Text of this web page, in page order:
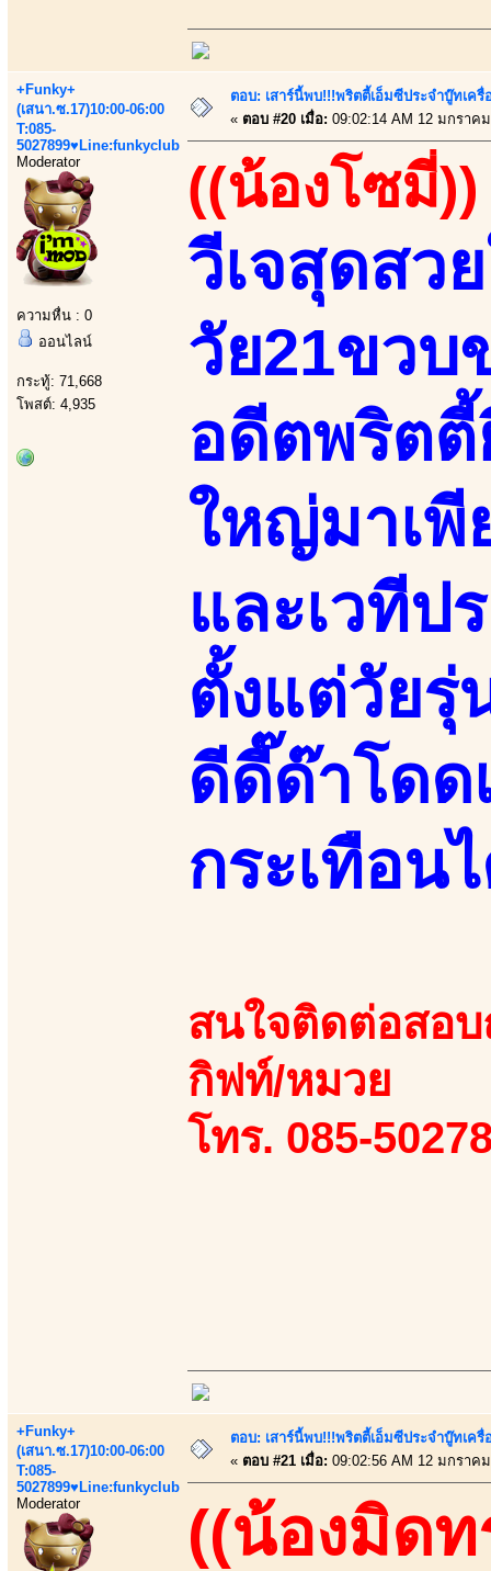
+Funky+
(เสนา.ซ.17)10:00-06:00
T:085-
5027899♥Line:funkyclub
Moderator
ความหื่น : 0
ออนไลน์
กระทู้: 71,668
โพสต์: 4,935
ตอบ: เสาร์นี้พบ!!!พริตตี้เอ็มซีประจำบู๊ทเค
« ตอบ #20 เมื่อ: 09:02:14 AM 12 มกราค
((น้องโซมี่))
วีเจสุดสว
วัย21ขว
อดีตพริต
ใหญ่มาเพี
และเวทีป
ตั้งแต่วัยรุ่
ดีดี๊ด๊าโดด
กระเทือน
สนใจติดต่อสอบ
กิฟท์/หมวย
โทร. 085-
+Funky+
(เสนา.ซ.17)10:00-06:00
T:085-
5027899♥Line:funkyclub
Moderator
ตอบ: เสาร์นี้พบ!!!พริตตี้เอ็มซีประจำบู๊ทเค
« ตอบ #21 เมื่อ: 09:02:56 AM 12 มกราค
((น้องมิด